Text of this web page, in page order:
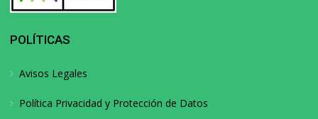
POLÍTICAS
Avisos Legales
Política Privacidad y Protección de Datos